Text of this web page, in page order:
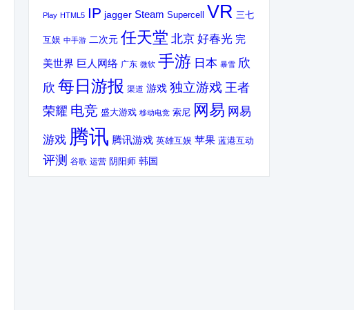
Play HTML5 IP jagger Steam Supercell VR 三七
互娱 中手游 二次元 任天堂 北京 好春光 完
美世界 巨人网络 广东 微软 手游 日本 暴雪 欣
欣 每日游报 渠道 游戏 独立游戏 王者
荣耀 电竞 盛大游戏 移动电竞 索尼 网易 网易
游戏 腾讯 腾讯游戏 英雄互娱 苹果 蓝港互动
评测 谷歌 运营 阴阳师 韩国